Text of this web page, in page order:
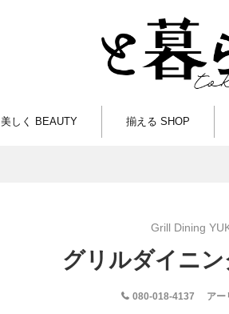
美しく BEAUTY 揃える SHOP
Grill Dining
グリルダイニ
080-018-4137 アー